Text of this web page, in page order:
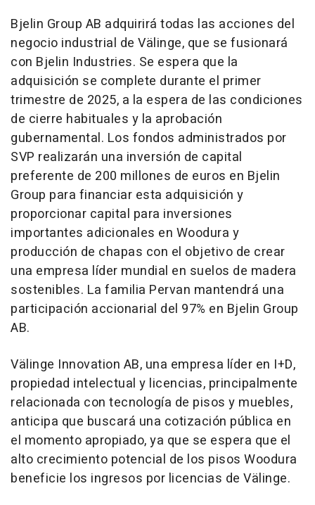
Bjelin Group AB adquirirá todas las acciones del
negocio industrial de Välinge, que se fusionará
con Bjelin Industries. Se espera que la
adquisición se complete durante el primer
trimestre de 2025, a la espera de las condiciones
de cierre habituales y la aprobación
gubernamental. Los fondos administrados por
SVP realizarán una inversión de capital
preferente de 200 millones de euros en Bjelin
Group para financiar esta adquisición y
proporcionar capital para inversiones
importantes adicionales en Woodura y
producción de chapas con el objetivo de crear
una empresa líder mundial en suelos de madera
sostenibles. La familia Pervan mantendrá una
participación accionarial del 97% en Bjelin Group
AB.
Välinge Innovation AB, una empresa líder en I+D,
propiedad intelectual y licencias, principalmente
relacionada con tecnología de pisos y muebles,
anticipa que buscará una cotización pública en
el momento apropiado, ya que se espera que el
alto crecimiento potencial de los pisos Woodura
beneficie los ingresos por licencias de Välinge.